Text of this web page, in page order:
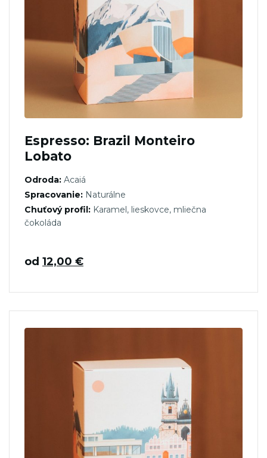
Espresso: Brazil Monteiro
Lobato
Odroda: Acaiá
Spracovanie: Naturálne
Chuťový profil: Karamel, lieskovce, mliečna
čokoláda
od 12,00 €